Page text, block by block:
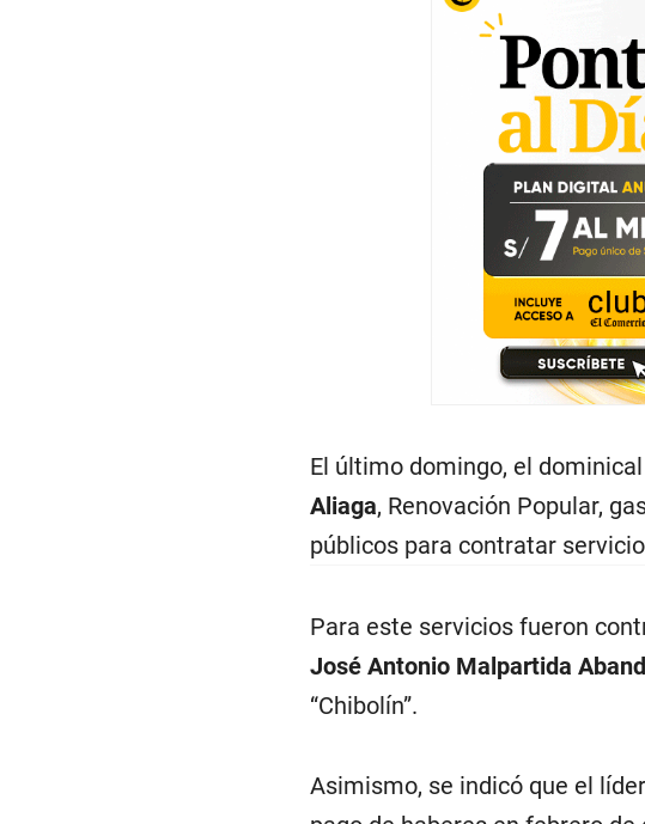
El último domingo, el
Aliaga, Renovación Popular,
públicos para contratar
Para este servicios fueron
José Antonio Malpartida
“Chibolín”.
Asimismo, se indicó que el